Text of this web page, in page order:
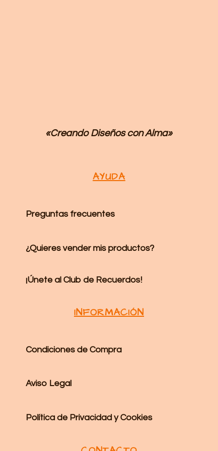
«Creando Diseñoscon Alma»
AYUDA
Preguntas frecuentes
¿Quieres vender mis productos?
¡Únete al Club de Recuerdos!
INFORMACIÓN
Condiciones de Compra
Aviso Legal
Política de Privacidad y Cookies